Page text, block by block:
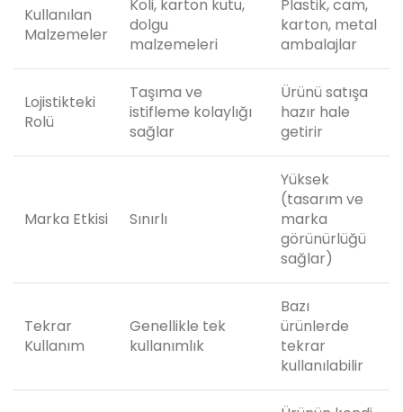
Kullanılan
Malzemeler
Koli, karton kutu,
dolgu
malzemeleri
Plastik, cam,
karton, metal
ambalajlar
Lojistikteki
Rolü
Taşıma ve
istifleme kolaylığı
sağlar
Ürünü satışa
hazır hale
getirir
Marka Etkisi Sınırlı
Yüksek
(tasarım ve
marka
görünürlüğü
sağlar)
Tekrar
Kullanım
Genellikle tek
kullanımlık
Bazı
ürünlerde
tekrar
kullanılabilir